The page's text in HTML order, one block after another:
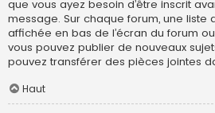
que vous ayez besoin d’être inscrit
message. Sur chaque forum, une liste
affichée en bas de l’écran du forum
vous pouvez publier de nouveaux
pouvez transférer des pièces jointes
Haut